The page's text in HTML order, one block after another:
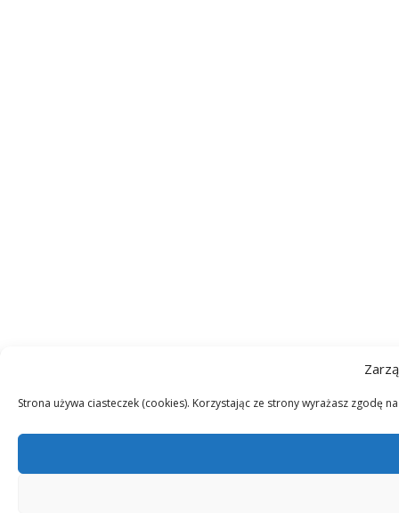
Strona używa ciasteczek (cookies). Korzystając ze strony wyrażasz zgodę